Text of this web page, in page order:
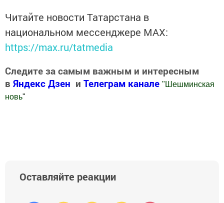
Читайте новости Татарстана в
национальном мессенджере MАХ:
https://max.ru/tatmedia
Следите за самым важным и интересным
в Яндекс Дзен и Телеграм канале " Шешминская
новь"
Оставляйте реакции